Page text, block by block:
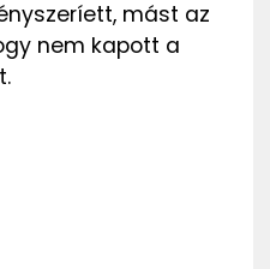
mást az
nem kapott a